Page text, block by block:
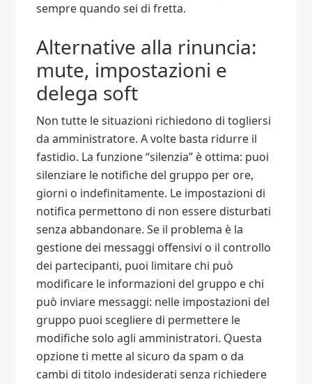
sempre quando sei di fretta.
Alternative alla rinuncia:
mute, impostazioni e
delega soft
Non tutte le situazioni richiedono di togliersi
da amministratore. A volte basta ridurre il
fastidio. La funzione “silenzia” è ottima: puoi
silenziare le notifiche del gruppo per ore,
giorni o indefinitamente. Le impostazioni di
notifica permettono di non essere disturbati
senza abbandonare. Se il problema è la
gestione dei messaggi offensivi o il controllo
dei partecipanti, puoi limitare chi può
modificare le informazioni del gruppo e chi
può inviare messaggi: nelle impostazioni del
gruppo puoi scegliere di permettere le
modifiche solo agli amministratori. Questa
opzione ti mette al sicuro da spam o da
cambi di titolo indesiderati senza richiedere